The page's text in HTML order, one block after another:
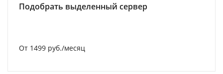
Подобрать выделенный сервер
От 1499 руб./месяц